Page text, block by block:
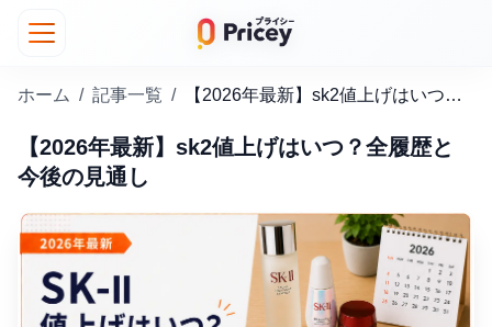
ホーム / 記事一覧 / 【2026年最新】sk2値上げはいつ？全履歴と今後の見通し
【2026年最新】sk2値上げはいつ？全履歴と
今後の見通し